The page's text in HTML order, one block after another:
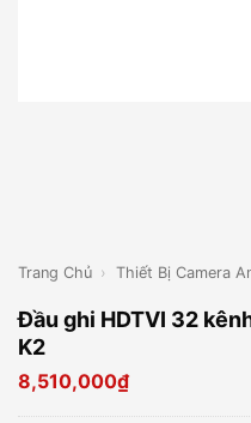
Trang Chủ › Thiết Bị Camera
Đầu ghi HDTVI 32
K2
8,510,000₫